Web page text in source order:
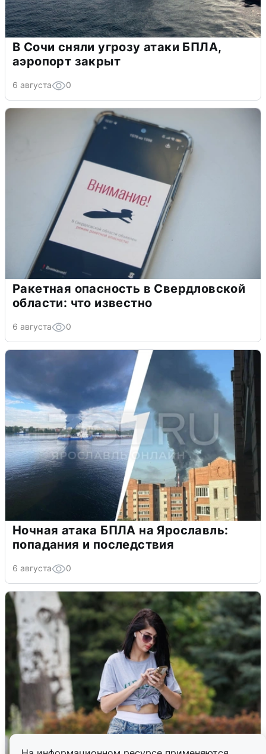
В Сочи сняли угрозу атаки БПЛА,
аэропорт закрыт
6 августа 0
Ракетная опасность в Свердловской
области: что известно
6 августа 0
Ночная атака БПЛА на Ярославль:
попадания и последствия
6 августа 0